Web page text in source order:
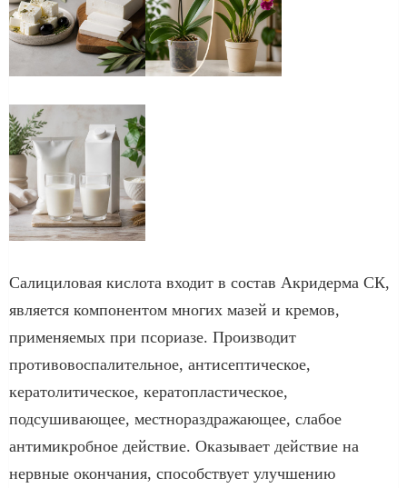
Салициловая кислота входит в состав Акридерма СК,
является компонентом многих мазей и кремов,
применяемых при псориазе. Производит
противовоспалительное, антисептическое,
кератолитическое, кератопластическое,
подсушивающее, местнораздражающее, слабое
антимикробное действие. Оказывает действие на
нервные окончания, способствует улучшению